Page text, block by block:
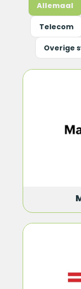
Allemaal
Telecom
Overige